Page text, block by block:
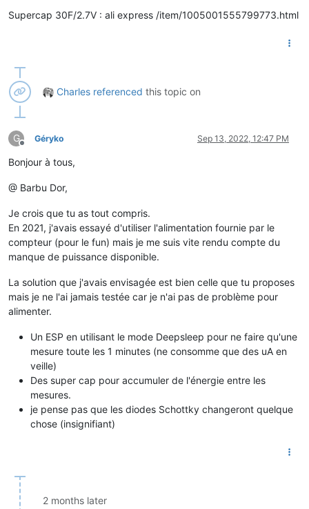
Supercap 30F/2.7V : ali express /item/1005001555799773.html
Charles referenced this topic on
G
Offline
Géryko Sep 13, 2022, 12:47 PM
Bonjour à tous,
@ Barbu Dor,
Je crois que tu as tout compris.
En 2021, j'avais essayé d'utiliser l'alimentation fournie par le
compteur (pour le fun) mais je me suis vite rendu compte du
manque de puissance disponible.
La solution que j'avais envisagée est bien celle que tu proposes
mais je ne l'ai jamais testée car je n'ai pas de problème pour
alimenter.
Un ESP en utilisant le mode Deepsleep pour ne faire qu'une
mesure toute les 1 minutes (ne consomme que des uA en
veille)
Des super cap pour accumuler de l'énergie entre les
mesures.
je pense pas que les diodes Schottky changeront quelque
chose (insignifiant)
2 months later